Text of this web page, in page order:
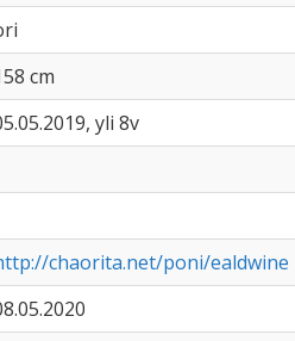
cm
yli 8v
chaorita.net/poni/ealdwine